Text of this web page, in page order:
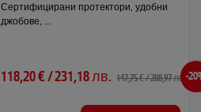
Сертифицирани протектори, удобни
джобове, …
118,20 € / 231,18 лв. 147,75 € / 288,97 лв. -